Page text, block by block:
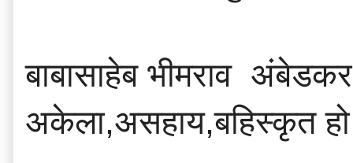
बाबासाहेब भीमराव
अकेला,असहाय,बहिस्कृत हो